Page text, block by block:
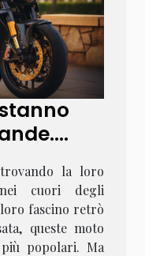
la loro
cuori degli
fascino retrò
queste moto
popolari. Ma